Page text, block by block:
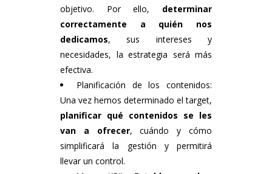
objetivo. Por ello, determinar
correctamente a quién nos
dedicamos, sus intereses y
necesidades, la estrategia será más
efectiva.
Planificación de los contenidos:
Una vez hemos determinado el target,
planificar qué contenidos se les
van a ofrecer, cuándo y cómo
simplificará la gestión y permitirá
llevar un control.